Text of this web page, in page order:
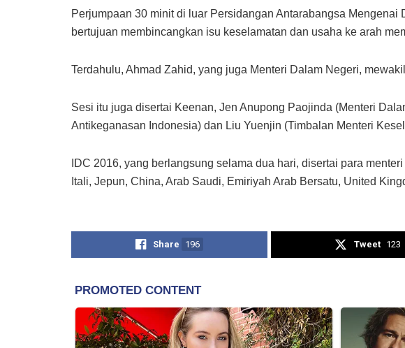
Perjumpaan 30 minit di luar Persidangan Antarabangsa
bertujuan membincangkan isu keselamatan dan usaha ke arah
Terdahulu, Ahmad Zahid, yang juga Menteri Dalam Negeri,
Sesi itu juga disertai Keenan, Jen Anupong Paojinda (Menteri
Antikeganasan Indonesia) dan Liu Yuenjin (Timbalan Menteri
IDC 2016, yang berlangsung selama dua hari, disertai para
Itali, Jepun, China, Arab Saudi, Emiriyah Arab Bersatu, United
Share 196 Tweet 123